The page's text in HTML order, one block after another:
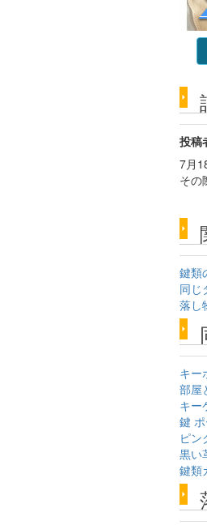
投稿
7月
その
鍵類
同じ
落し
キー
部屋
キー
鍵
ピン
黒い
鍵類